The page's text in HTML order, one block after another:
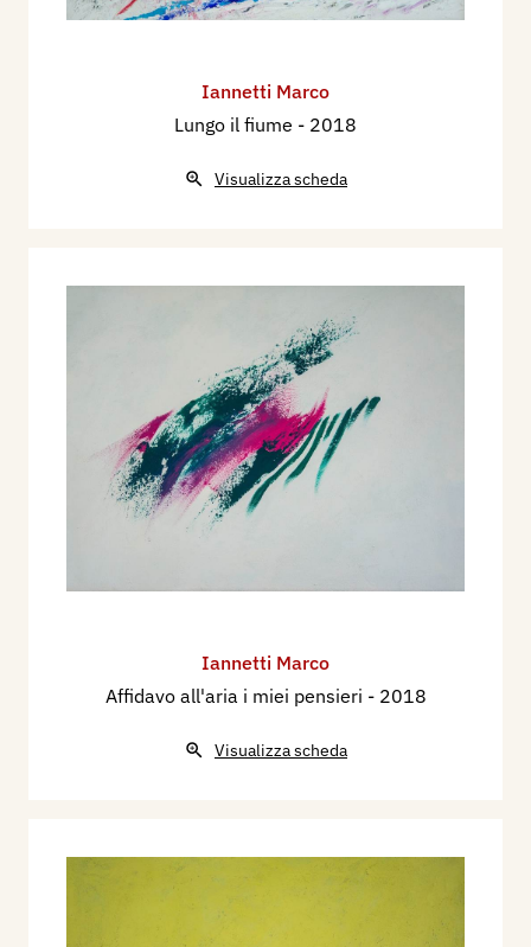
Iannetti Marco
Lungo il fiume - 2018
Visualizza scheda
Iannetti Marco
Affidavo all'aria i miei pensieri - 2018
Visualizza scheda